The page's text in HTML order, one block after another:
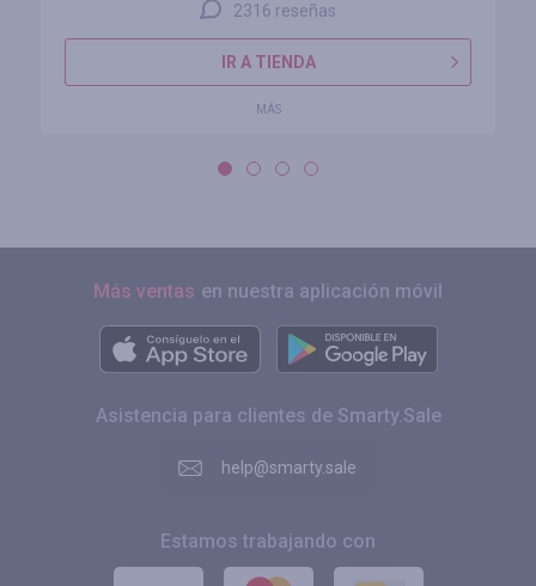
2316 reseñas
IR A TIENDA
MÁS
Más ventas en nuestra aplicación móvil
Asistencia para clientes de Smarty.Sale
help@smarty.sale
Estamos trabajando con